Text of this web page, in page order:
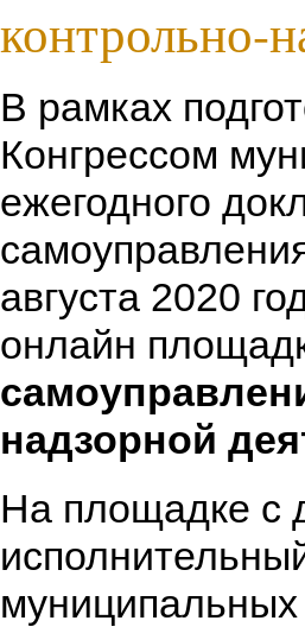
контрольно-
В рамках
Конгрессом
ежегодного
августа 2020
онлайн
надзорной
На площадке с
муниципальных